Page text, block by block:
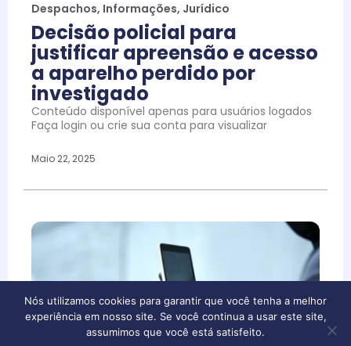
Despachos, Informações, Jurídico
Decisão policial para
justificar apreensão e acesso
a aparelho perdido por
investigado
Conteúdo disponível apenas para usuários logados
Faça login ou crie sua conta para visualizar
Maio 22, 2025
Nós utilizamos cookies para garantir que você tenha a melhor
experiência em nosso site. Se você continua a usar este site,
assumimos que você está satisfeito.